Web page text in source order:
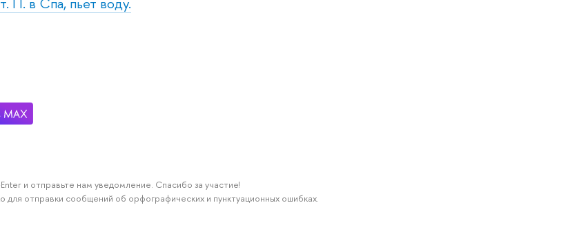
и отправьте нам уведомление. Спасибо за участие!
для отправки сообщений об орфографических и пунктуационных ошибках.